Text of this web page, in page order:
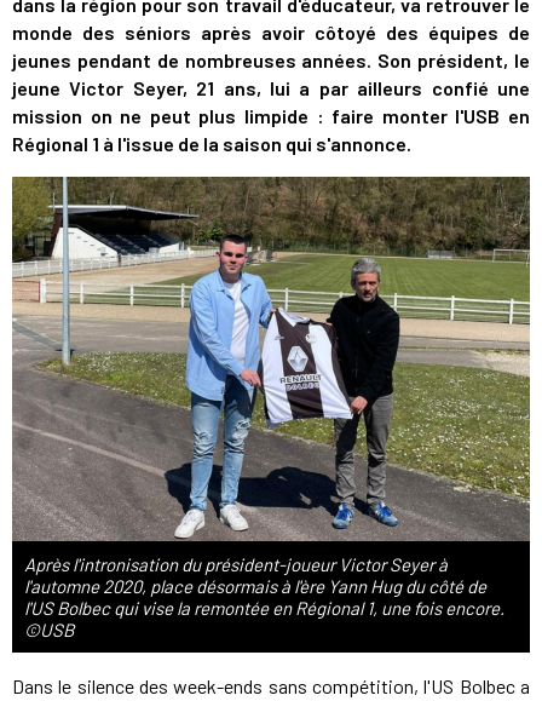
monde des séniors après avoir côtoyé des équipes de
jeunes pendant de nombreuses années. Son président, le
jeune Victor Seyer, 21 ans, lui a par ailleurs confié une
mission on ne peut plus limpide : faire monter l'USB en
Régional 1 à l'issue de la saison qui s'annonce.
Après l'intronisation du président-joueur Victor Seyer à
l'automne 2020, place désormais à l'ère Yann Hug du côté de
l'US Bolbec qui vise la remontée en Régional 1, une fois encore.
©USB
Dans le silence des week-ends sans compétition, l'US Bolbec a